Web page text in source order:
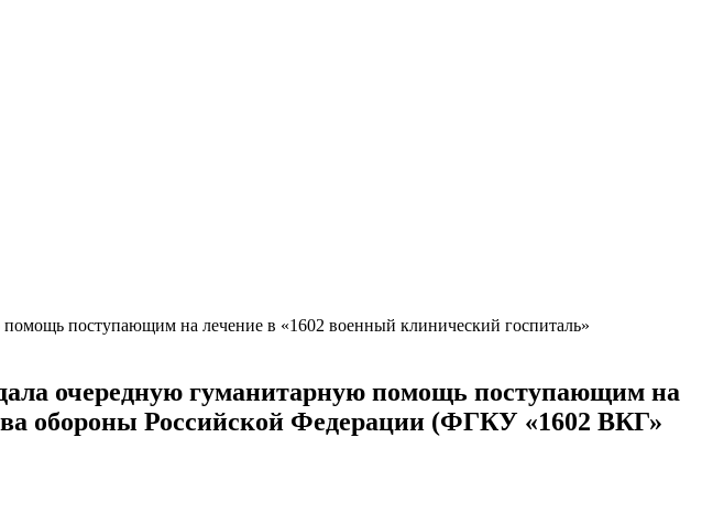
поступающим на лечение в «1602 военный клинический госпиталь»
очередную гуманитарную помощь поступающим на
обороны Российской Федерации (ФГКУ «1602 ВКГ»